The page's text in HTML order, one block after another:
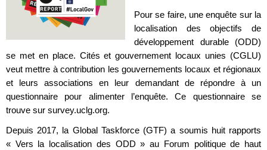
Pour se faire, une enquête sur la
localisation des objectifs de
développement durable (ODD)
se met en place. Cités et gouvernement locaux unies (CGLU)
veut mettre à contribution les gouvernements locaux et régionaux
et leurs associations en leur demandant de répondre à un
questionnaire pour alimenter l’enquête. Ce questionnaire se
trouve sur survey.uclg.org.
Depuis 2017, la Global Taskforce (GTF) a soumis huit rapports
« Vers la localisation des ODD » au Forum politique de haut